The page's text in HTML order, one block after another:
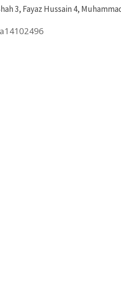
3, Fayaz Hussain 4,